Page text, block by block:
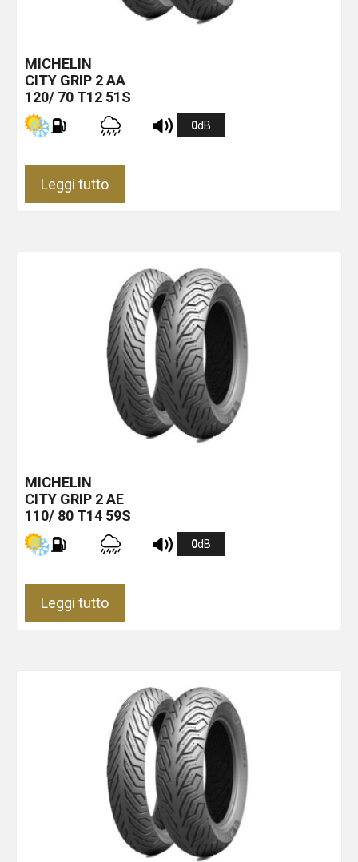
MICHELIN
CITY GRIP 2AA
120/ 70 T12 51S
0dB
Leggi tutto
MICHELIN
CITY GRIP 2AE
110/ 80 T14 59S
0dB
Leggi tutto